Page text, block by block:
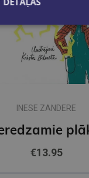
INESE ZANDERE
€13.95